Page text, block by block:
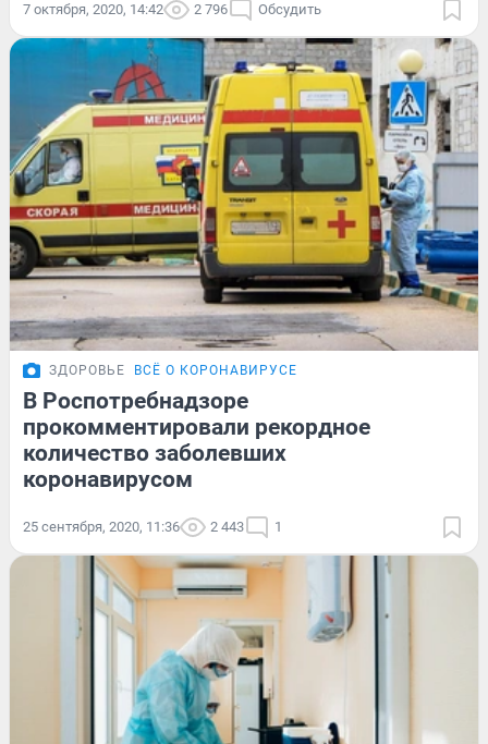
7 октября, 2020, 14:42 2 796 Обсудить
ЗДОРОВЬЕ ВСЁ О КОРОНАВИРУСЕ
В Роспотребнадзоре
прокомментировали рекордное
количество заболевших
коронавирусом
25 сентября, 2020, 11:36 2 443 1